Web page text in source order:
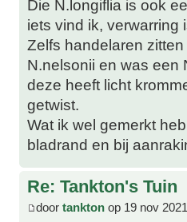
Die N.longiflia is ook
iets vind ik, verwarring
Zelfs handelaren
N.nelsonii en was een
deze heeft licht
getwist.
Wat ik wel gemerkt
bladrand en bij
Re: Tankton's Tuin
door tankton op 19 nov